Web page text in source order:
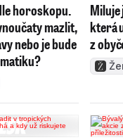
horoskopu.
mazlit,
nebo je bude
Miluje
která
z